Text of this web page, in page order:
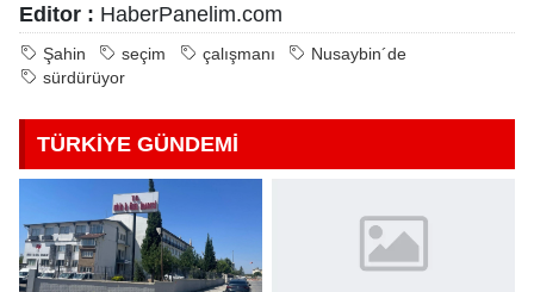
Editor : HaberPanelim.com
Şahin seçim çalışmanı
Nusaybin´de
sürdürüyor
TÜRKİYE GÜNDEMİ